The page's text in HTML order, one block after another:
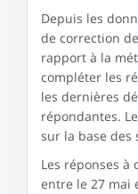
Depuis les
de correction
rapport à la
compléter les
les dernières
répondantes.
sur la base des
Les réponses à
entre le 27 mai